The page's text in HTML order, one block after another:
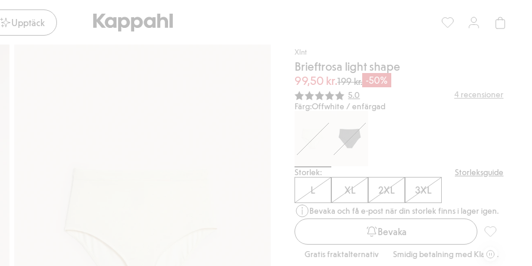
Upptäck
Xlnt
Brieftrosa light shape
99,50 kr.199 kr. -50%
Snittbetyg:
5.0 4 recensioner
Färg:Offwhite / enfärgad
Storlek: Storleksguide
L XL 2XL 3XL
Bevaka och få e-post när din storlek finns i lager igen.
Bevaka
Gratis fraktalternativ Smidig betalning med Klarna. Gratis